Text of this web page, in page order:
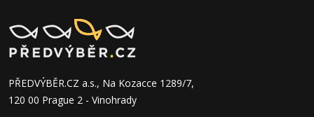
PŘEDVÝBĚR.CZ a.s., Na Kozacce 1289/7,
120 00 Prague 2 - Vinohrady